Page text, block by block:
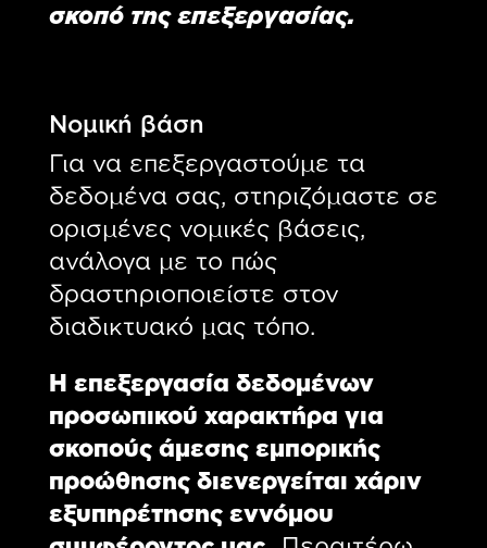
σκοπό της επεξεργασίας.
Νομική βάση
Για να επεξεργαστούμε τα
δεδομένα σας, στηριζόμαστε σε
ορισμένες νομικές βάσεις,
ανάλογα με το πώς
δραστηριοποιείστε στον
διαδικτυακό μας τόπο.
H επεξεργασία δεδομένων
προσωπικού χαρακτήρα για
σκοπούς άμεσης εμπορικής
προώθησης διενεργείται χάριν
εξυπηρέτησης εννόμου